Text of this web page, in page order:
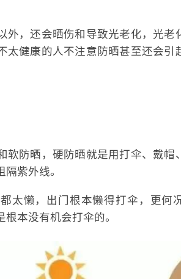
外，还会晒伤和导致光老化，光老
太健康的人不注意防晒甚至还会引
软防晒，硬防晒就是用打伞、戴帽
紫外线。
太懒，出门根本懒得打伞，更何
本没有机会打伞的。